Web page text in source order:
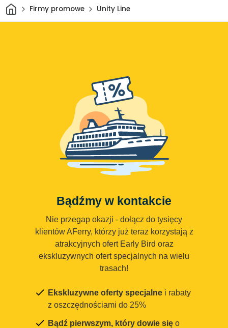
DomFirmy promowe Unity Line
Bądźmy w kontakcie
Nie przegap okazji - dołącz do tysięcy
klientów AFerry, którzy już teraz korzystają z
atrakcyjnych ofert Early Bird oraz
ekskluzywnych ofert specjalnych na wielu
trasach!
Ekskluzywne oferty specjalne i rabaty
z oszczędnościami do 25%
Bądź pierwszym, który dowie się o